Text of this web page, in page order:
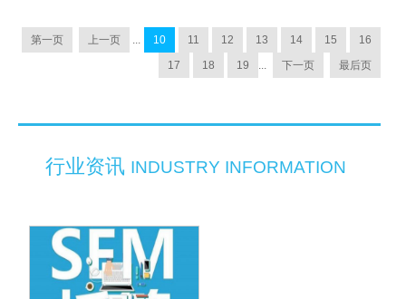
第一页 上一页 ... 10 11 12 13 14 15
16
17
18 19 ... 下一页 最后页
行业资讯 INDUSTRY INFORMATION